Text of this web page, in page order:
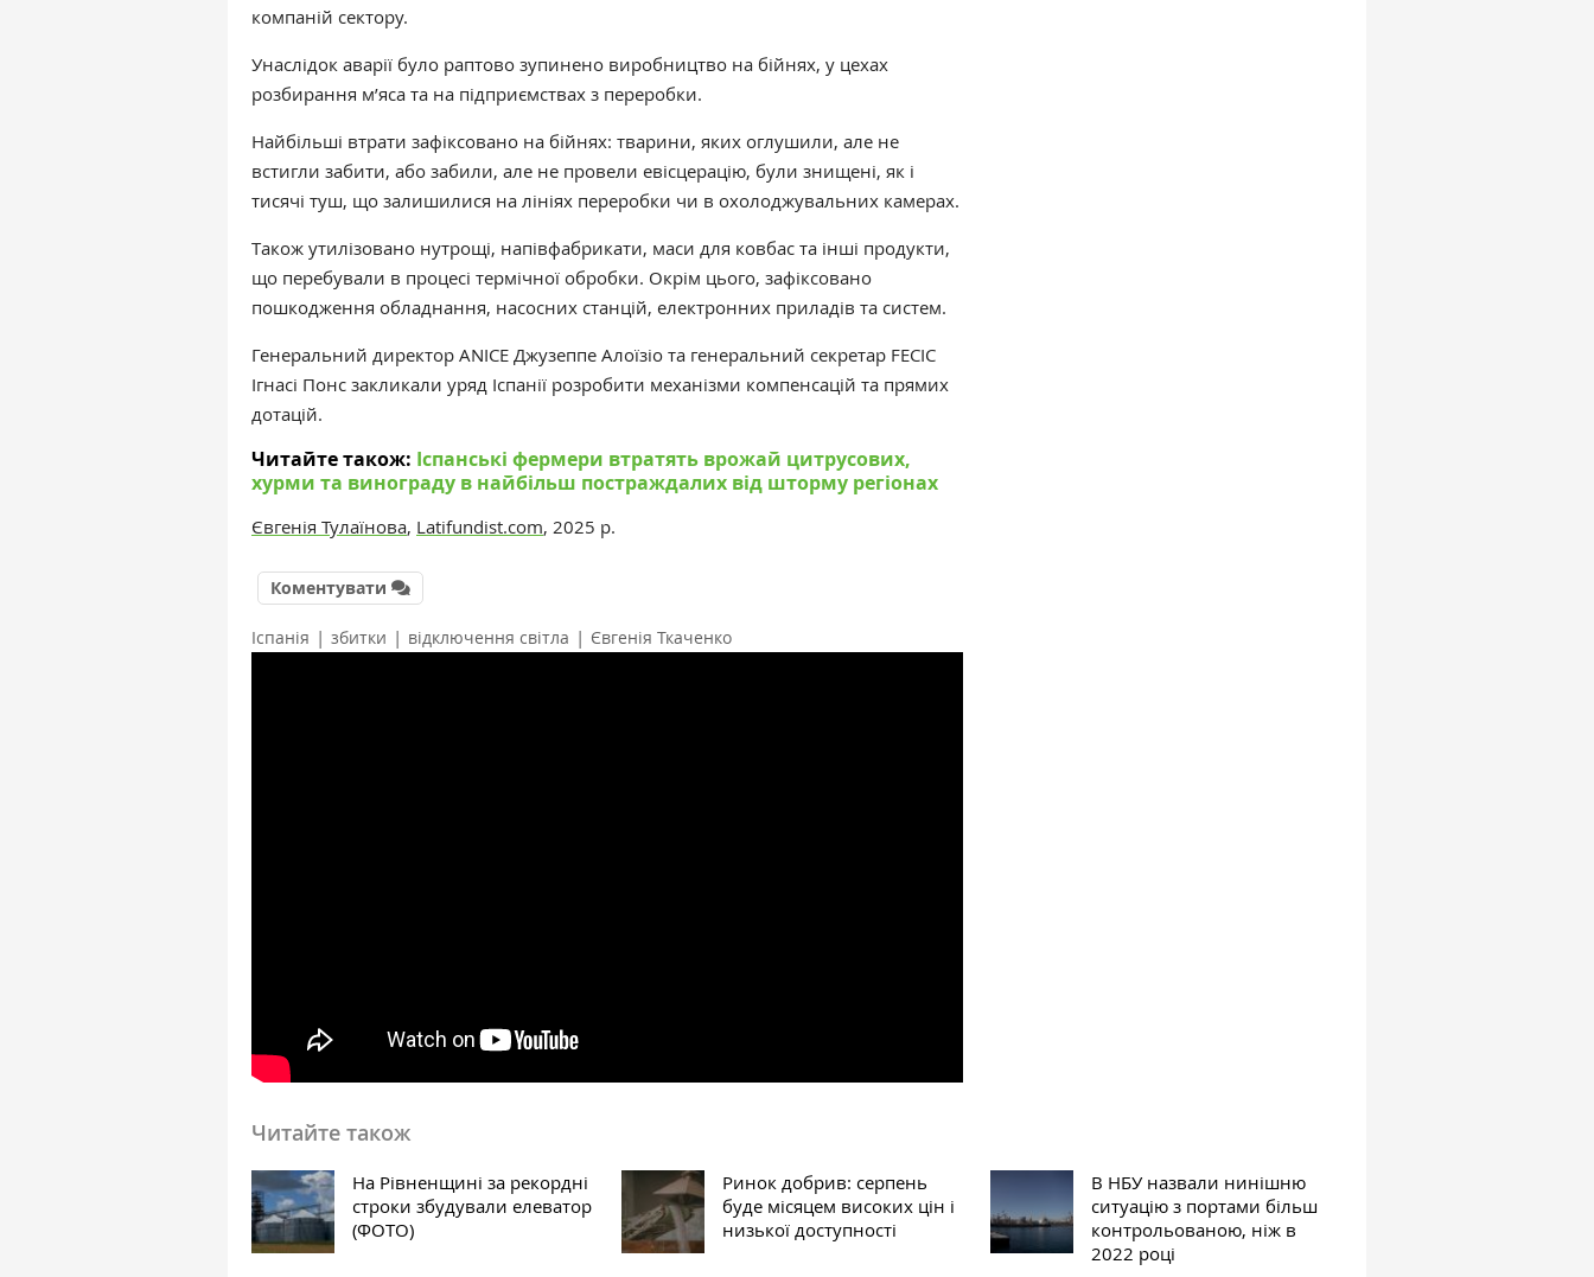
компаній сектору.
Унаслідок аварії було раптово зупинено виробництво на бійнях, у цехах
розбирання м’яса та на підприємствах з переробки.
Найбільші втрати зафіксовано на бійнях: тварини, яких оглушили, але не
встигли забити, або забили, але не провели евісцерацію, були знищені, як і
тисячі туш, що залишилися на лініях переробки чи в охолоджувальних камерах.
Також утилізовано нутрощі, напівфабрикати, маси для ковбас та інші продукти,
що перебували в процесі термічної обробки. Окрім цього, зафіксовано
пошкодження обладнання, насосних станцій, електронних приладів та систем.
Генеральний директор ANICE Джузеппе Алоїзіо та генеральний секретар FECIC
Ігнасі Понс закликали уряд Іспанії розробити механізми компенсацій та прямих
дотацій.
Читайте також: Іспанські фермери втратять врожай цитрусових,
хурми та винограду в найбільш постраждалих від шторму регіонах
Євгенія Тулаїнова, Latifundist.com, 2025 р.
Коментувати
Іспанія | збитки | відключення світла | Євгенія Ткаченко
Читайте також
На Рівненщині за рекордні
строки збудували елеватор
(ФОТО)
Ринок добрив: серпень
буде місяцем високих цін і
низької доступності
В НБУ назвали нинішню
ситуацію з портами більш
контрольованою, ніж в
2022 році